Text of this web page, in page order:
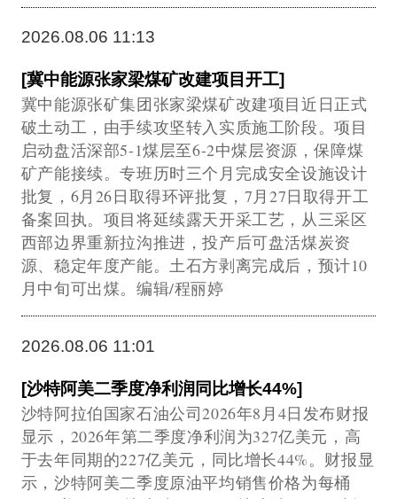
2026.08.06 11:13
[冀中能源张家梁煤矿改建项目开工]
冀中能源张矿集团张家梁煤矿改建项目近日正式
破土动工，由手续攻坚转入实质施工阶段。项目
启动盘活深部5-1煤层至6-2中煤层资源，保障煤
矿产能接续。专班历时三个月完成安全设施设计
批复，6月26日取得环评批复，7月27日取得开工
备案回执。项目将延续露天开采工艺，从三采区
西部边界重新拉沟推进，投产后可盘活煤炭资
源、稳定年度产能。土石方剥离完成后，预计10
月中旬可出煤。编辑/程丽婷
2026.08.06 11:01
[沙特阿美二季度净利润同比增长44%]
沙特阿拉伯国家石油公司2026年8月4日发布财报
显示，2026年第二季度净利润为327亿美元，高
于去年同期的227亿美元，同比增长44%。财报显
示，沙特阿美二季度原油平均销售价格为每桶